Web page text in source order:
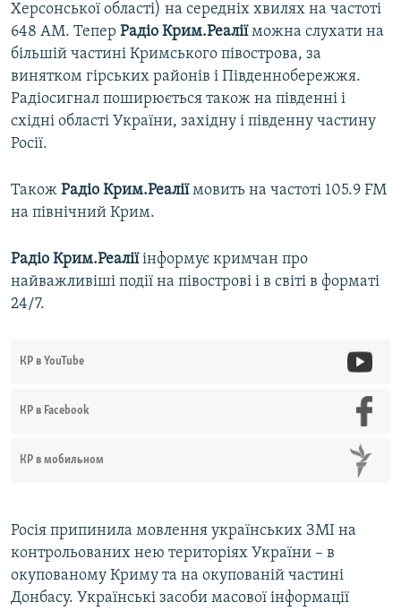
Херсонської області) на середніх хвилях на частоті
648 АМ. Тепер Радіо Крим.Реаліїможна слухати на
більшій частині Кримського півострова, за
винятком гірських районів і Південнобережжя.
Радіосигнал поширюється також на південні і
східні області України, західну і південну частину
Росії.
Також Радіо Крим.Реаліїмовить на частоті 105.9 FM
на північний Крим.
Радіо Крим.Реаліїінформує кримчан про
найважливіші події на півострові і в світі в форматі
24/7.
КР в YouTube
КР в Facebook
КР в мобильном
Росія припинила мовлення українських ЗМІ на
контрольованих нею територіях України – в
окупованому Криму та на окупованій частині
Донбасу. Українські засоби масової інформації